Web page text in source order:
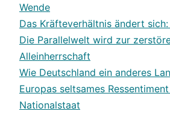
Wende
Das Kräfteverhältnis ändert
Die Parallelwelt wird zur
Alleinherrschaft
Wie Deutschland ein anderes
Europas seltsames
Nationalstaat